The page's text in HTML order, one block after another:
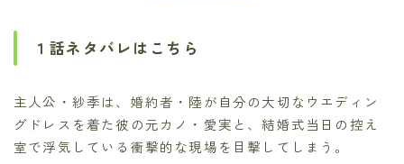
１話ネタバレはこちら
主人公・紗季は、婚約者・陸が自分の大切なウエディン
グドレスを着た彼の元カノ・愛実と、結婚式当日の控え
室で浮気している衝撃的な現場を目撃してしまう。